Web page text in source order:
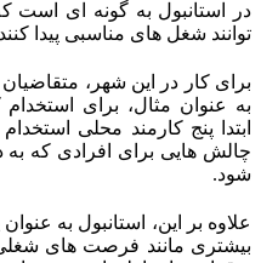
در استانبول به گونه‌ ای
توانند شغل‌ های مناسبی پیدا
برای کار در این شهر، متقاضیان
به عنوان مثال، برای استخدام
ابتدا پنج کارمند محلی
چالش‌ هایی برای افرادی که به
شود.
علاوه بر این، استانبول به
بیشتری مانند فرصت‌ های